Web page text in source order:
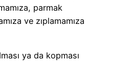
parmak
ve zıplamamıza
ya da kopması